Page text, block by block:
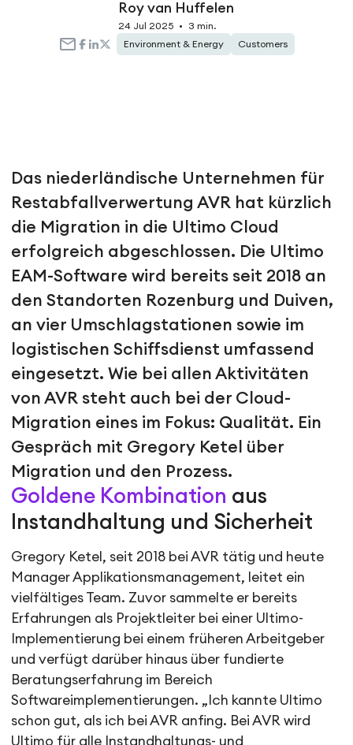
Roy van Huffelen
24 Jul 2025 •
3 min.
Environment & Energy
Customers
Das niederländische Unternehmen für
Restabfallverwertung AVR hat kürzlich
die Migration in die Ultimo Cloud
erfolgreich abgeschlossen. Die Ultimo
EAM-Software wird bereits seit 2018 an
den Standorten Rozenburg und Duiven,
an vier Umschlagstationen sowie im
logistischen Schiffsdienst umfassend
eingesetzt. Wie bei allen Aktivitäten
von AVR steht auch bei der Cloud-
Migration eines im Fokus: Qualität. Ein
Gespräch mit Gregory Ketel über
Migration und den Prozess.
Goldene Kombination aus
Instandhaltung und Sicherheit
Gregory Ketel, seit 2018 bei AVR tätig und heute
Manager Applikationsmanagement, leitet ein
vielfältiges Team. Zuvor sammelte er bereits
Erfahrungen als Projektleiter bei einer Ultimo-
Implementierung bei einem früheren Arbeitgeber
und verfügt darüber hinaus über fundierte
Beratungserfahrung im Bereich
Softwareimplementierungen. „Ich kannte Ultimo
schon gut, als ich bei AVR anfing. Bei AVR wird
Ultimo für alle Instandhaltungs- und